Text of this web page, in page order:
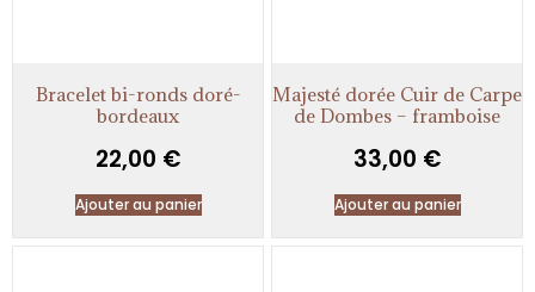
Bracelet bi-ronds doré-
bordeaux
22,00 €
Ajouter au panier
Majesté dorée Cuir de Carpe
de Dombes – framboise
33,00 €
Ajouter au panier